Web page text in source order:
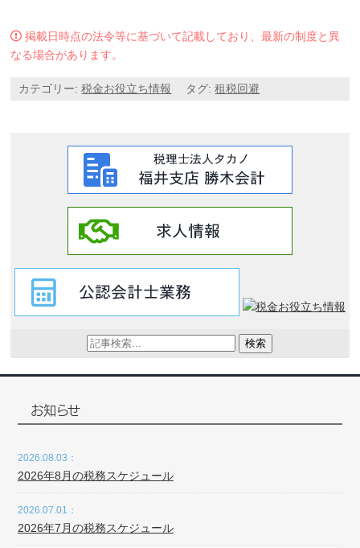
掲載日時点の法令等に基づいて記載しており、最新の制度と異
なる場合があります。
カテゴリー:税金お役立ち情報 タグ:租税回避
検索
お知らせ
2026.08.03：
2026年8月の税務スケジュール
2026.07.01：
2026年7月の税務スケジュール